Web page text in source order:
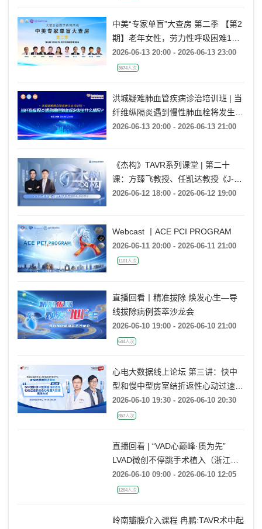
中美“专家单盲”大查房 第二季 【第2
期】老年女性，劳力性呼吸困难1月
余
2026-06-13 20:00 - 2026-06-13 23:00
3674人次
洪城疑难肺血管疾病诊治培训班 | 当
纤维纵隔炎遇到慢性肺血栓将发生什
么情况?
2026-06-13 20:00 - 2026-06-13 21:00
《杰构》TAVR系列课堂 | 第二十
课：方臻飞教授、任凯达教授《J-
VALVE TF在大瓣环AR病例中的应用
2026-06-12 18:00 - 2026-06-12 19:00
Webcast 丨ACE PCI PROGRAM
2026-06-11 20:00 - 2026-06-11 21:00
1101人次
直播回看丨精准拔除 焕发心生—导
线拔除病例荟萃沙龙会
2026-06-10 19:00 - 2026-06-10 21:00
644人次
心电大数据线上论坛 第三讲：快中
型和慢中型房室结折返性心动过速的
动态心电图大数据案例分析
2026-06-10 19:30 - 2026-06-10 20:30
857人次
直播回看 | “VAD心巅峰·质为先”
LVAD微创不停跳手术植入（浙江大
学医学院附属第一医院站）
2026-06-10 09:00 - 2026-06-10 12:05
1204人次
岭南瓣膜介入课程 冉鹏:TAVR术中起